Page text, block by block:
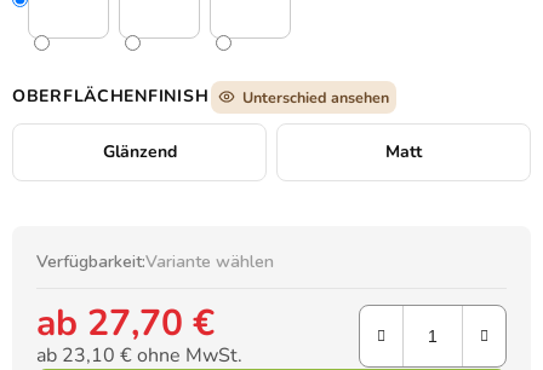
OBERFLÄCHENFINISH Unterschied ansehen
Glänzend Matt
Verfügbarkeit:Variante wählen
ab 27,70 €
ab 23,10 €ohne MwSt.